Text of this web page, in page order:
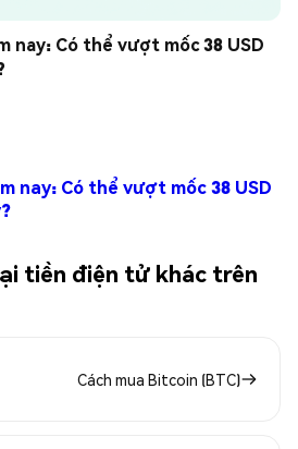
nay: Có thể vượt mốc 38 USD
nay: Có thể vượt mốc 38 USD
tiền điện tử khác trên
Cách mua Bitcoin (BTC)